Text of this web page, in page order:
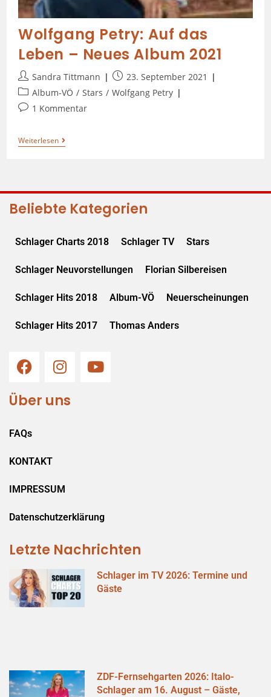
Wolfgang Petry: Auf das
Leben – Neues Album 2021
Sandra Tittmann
23. September 2021
Album-VÖ / Stars / Wolfgang Petry
1 Kommentar
Weiterlesen
Beliebte Kategorien
Schlager Charts 2018 Schlager TV Stars
Schlager Neuvorstellungen Florian Silbereisen
Schlager Hits 2018 Album-VÖ Neuerscheinungen
Schlager Hits 2017 Thomas Anders
Über uns
FAQs
KONTAKT
IMPRESSUM
Datenschutzerklärung
Letzte Nachrichten
Schlager im TV 2026: Termine und
Gäste
ZDF-Fernsehgarten 2026: Italo-
Schlager am 16. August – Gäste,